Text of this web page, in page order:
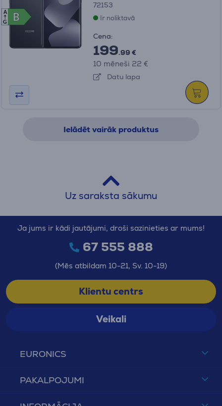
B
B
A
G
72153
Ir noliktavā
Cena:
199.99 €
10 mēneši 22 €
Datu lapa
Ielādēt vairāk produktus
Uz saraksta sākumu
EURONICS
PAKALPOJUMI
Ja jums ir kādi jautājumi, droši sazinieties ar mums!
67 555 888
(Mēs atbildam 10-21, Sv. 10-19)
Klientu centrs
Veikali